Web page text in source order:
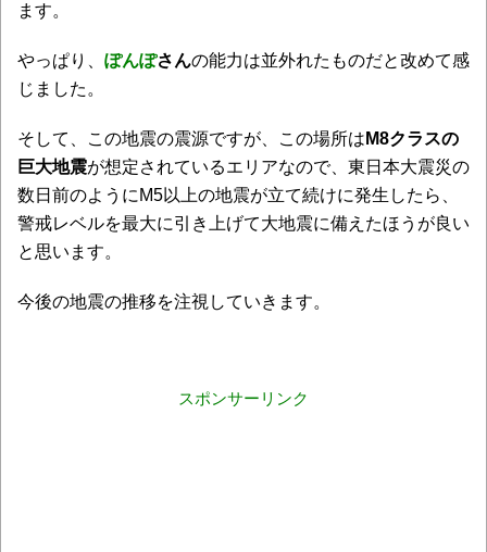
ます。
やっぱり、 ぽんぽさんの能力は並外れたものだと改めて感
じました。
そして、この地震の震源ですが、この場所は M8クラスの
巨大地震が想定されているエリアなので、東日本大震災の
数日前のようにM5以上の地震が立て続けに発生したら、
警戒レベルを最大に引き上げて大地震に備えたほうが良い
と思います。
今後の地震の推移を注視していきます。
スポンサーリンク